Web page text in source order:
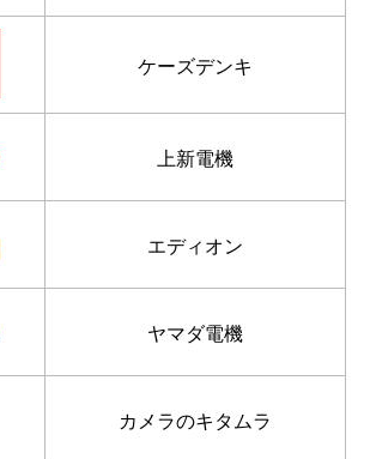
ケーズデンキ
上新電機
エディオン
ヤマダ電機
カメラのキタムラ